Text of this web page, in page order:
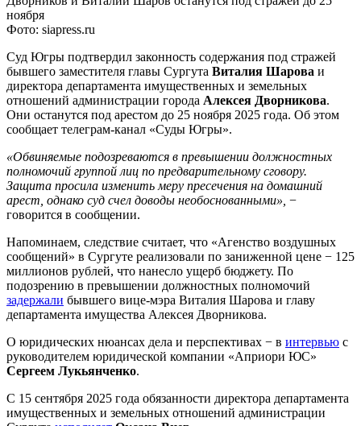
Фото: siapress.ru
Суд Югры подтвердил законность содержания под стражей
бывшего заместителя главы Сургута Виталия Шарова и
директора департамента имущественных и земельных
отношений администрации города Алексея Дворникова.
Они останутся под арестом до 25 ноября 2025 года. Об этом
сообщает телеграм-канал «Суды Югры».
«Обвиняемые подозреваются в превышении должностных
полномочий группой лиц по предварительному сговору.
Защита просила изменить меру пресечения на домашний
арест, однако суд счел доводы необоснованными», −
говорится в сообщении.
Напоминаем, следствие считает, что «Агенство воздушных
сообщений» в Сургуте реализовали по заниженной цене − 125
миллионов рублей, что нанесло ущерб бюджету. По
подозрению в превышении должностных полномочий
задержали бывшего вице-мэра Виталия Шарова и главу
департамента имущества Алексея Дворникова.
О юридических нюансах дела и перспективах − в интервью с
руководителем юридической компании «Априори ЮС»
Сергеем Лукьянченко.
С 15 сентября 2025 года обязанности директора департамента
имущественных и земельных отношений администрации